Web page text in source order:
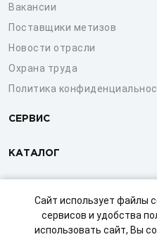
Сайт использует файлы
сервисов и удобства
использовать сайт, Вы
Вакансии
Поставщики метизов
Новости отрасли
Охрана труда
Политика
СЕРВИС
КАТАЛОГ